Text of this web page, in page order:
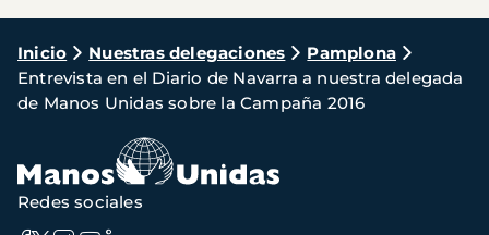
Ruta
de
navegación
Inicio Nuestras delegaciones
Pamplona
Entrevista en el Diario de Navarra a nuestra delegada
de Manos Unidas sobre la Campaña 2016
Redes sociales